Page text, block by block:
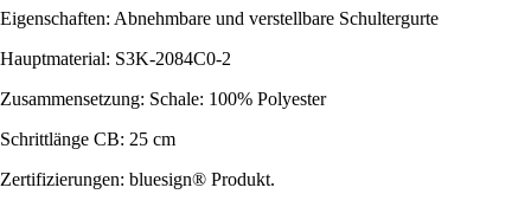
Eigenschaften: Abnehmbare und verstellbare Schultergurte
Hauptmaterial: S3K-2084C0-2
Zusammensetzung: Schale: 100% Polyester
Schrittlänge CB: 25 cm
Zertifizierungen: bluesign® Produkt.